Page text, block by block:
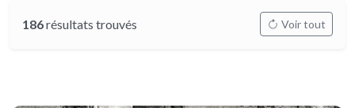
186résultats trouvés Voir tout